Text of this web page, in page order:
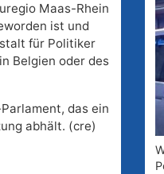
Maas-Rhein
ist und
für Politiker
Belgien oder des
das ein
abhält. (cre)